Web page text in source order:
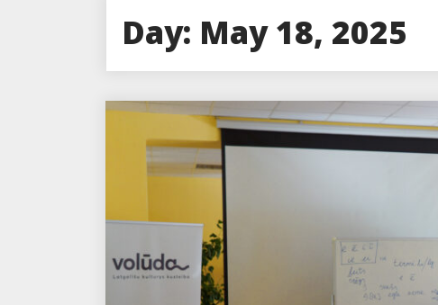
Day: May 18, 2025